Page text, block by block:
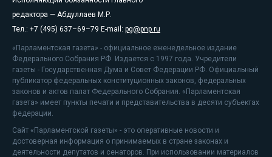
редактора — Абдуллаев М.Р.
Тел.: +7 (495) 637–69–79 E-mail: pg@pnp.ru
«Парламентская газета» - официальное еженедельное издание
Федерального Собрания РФ. Издается с 1997 года. Учредители
газеты - Государственная Дума и Совет Федерации РФ. Официальный
публикатор федеральных конституционных законов, федеральных
законов и актов палат Федерального Собрания. «Парламентская
газета» имеет пункты печати и представительства в десяти субъектах
федерации.
Сайт «Парламентской газеты» - это оперативные новости и
достоверная информация о принимаемых в стране законах и
деятельности депутатов и сенаторов. При использовании материалов